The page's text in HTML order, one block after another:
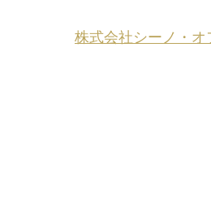
株式会社シーノ・